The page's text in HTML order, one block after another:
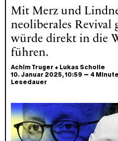
Mit Merz und
neoliberales Revival
würde direkt in die
führen.
Achim Truger + Lukas Scholle
10. Januar 2025, 10:59 – 4
Lesedauer